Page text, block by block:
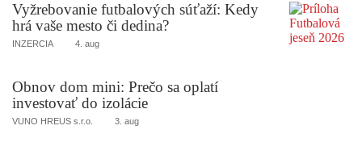
Vyžrebovanie futbalových súťaží: Kedy
hrá vaše mesto či dedina?
INZERCIA 4. aug
Obnov dom mini: Prečo sa oplatí
investovať do izolácie
VUNO HREUS s.r.o. 3. aug